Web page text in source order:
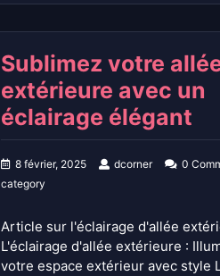
Sublimez votre
extérieure avec un
éclairage élégant
8 février, 2025 dcorner 0
category
Article sur l'éclairage d'allée
L'éclairage d'allée extérieure :
votre espace extérieur avec style